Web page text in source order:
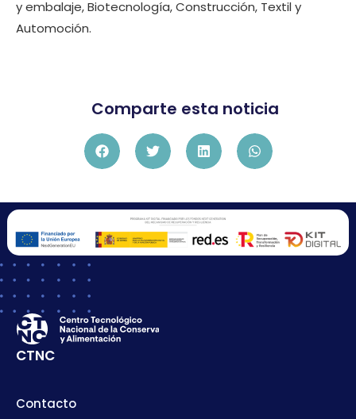
y embalaje, Biotecnología, Construcción, Textil y
Automoción.
Comparte esta noticia
CTNC
Contacto